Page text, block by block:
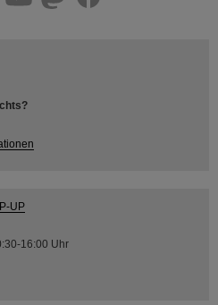
UP
16:00 Uhr